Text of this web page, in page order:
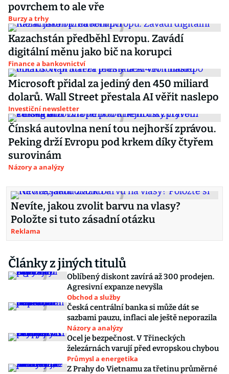
povrchem to ale vře
Burzy a trhy
Kazachstán předběhl Evropu. Zavádí
digitální měnu jako bič na korupci
Finance a bankovnictví
Microsoft přidal za jediný den 450 miliard
dolarů. Wall Street přestala AI věřit naslepo
Investiční newsletter
Čínská autovlna není tou nejhorší zprávou.
Peking drží Evropu pod krkem díky čtyřem
surovinám
Názory a analýzy
Nevíte, jakou zvolit barvu na vlasy?
Položte si tuto zásadní otázku
Reklama
Články z jiných titulů
Oblíbený diskont zavírá až 300 prodejen.
Agresivní expanze nevyšla
Obchod a služby
Česká centrální banka si může dát se
sazbami pauzu, inflaci ale ještě neporazila
Názory a analýzy
Ocel je bezpečnost. V Třineckých
železárnách varují před evropskou chybou
Průmysl a energetika
Z Prahy do Vietnamu za třetinu průměrné